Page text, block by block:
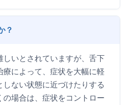
？
しいとされていますが、舌下
療によって、症状を大幅に軽
ない状態に近づけたりする
の場合は、症状をコントロー